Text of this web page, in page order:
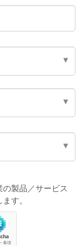
製品／サービス
す。